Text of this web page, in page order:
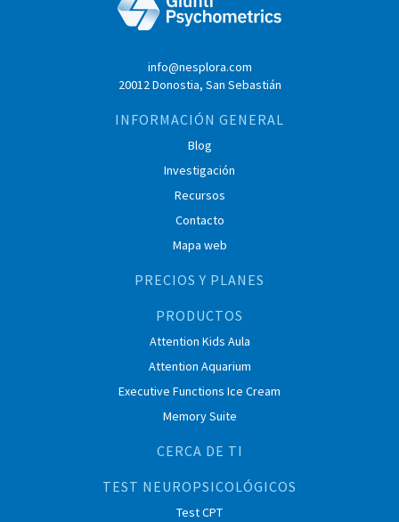
info@nesplora.com
20012 Donostia, San Sebastián
INFORMACIÓN GENERAL
Blog
Investigación
Recursos
Contacto
Mapa web
PRECIOS Y PLANES
PRODUCTOS
Attention Kids Aula
Attention Aquarium
Executive Functions Ice Cream
Memory Suite
CERCA DE TI
TEST NEUROPSICOLÓGICOS
Test CPT